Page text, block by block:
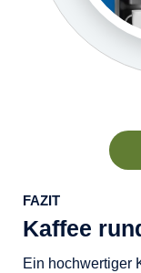
FAZIT
Kaffee
Ein hochwertiger